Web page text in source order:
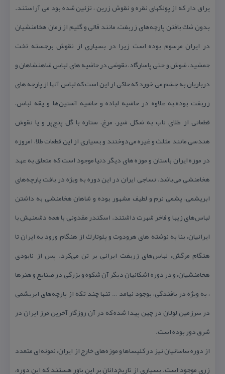
یراق‌ دار كه‌ از پولكهای‌ نقره‌ و نقوش‌ زرین‌ ، تزئین‌ شده‌ بود می‌ آراستند.
بدون شك بافتن پارچه‌های زربفت، مانند قالی و گلیم از زمان هخامنشیان
در ایران مرسوم بوده است زیرا در بسیاری از نقوش برجسته تخت
جمشید، شوش و حتی پاسارگاد، نقوشی در حاشیه های لباس شاهنشاهان و
درباریان به چشم می خورد كه حاكی از این است كه لباس آنها از پارچه های
زربفت بوده،به علاوه در حاشیه لباده و حاشیه آستین‌ها و یقه لباس،
قطعاتی از طلای ناب به شكل شیر، مرغ، ستاره با گل پنج‌پر و یا نقوش
هندسی مانند مثلث و غیره می‌دوختند و بسیاری از این قطعات طلا، امروزه
در موزه ایران باستان و موزه های دیگر دنیا موجود است كه متعلق به عهد
هخامنشی می‌باشد. نساجی ایران در این دوره به ویژه در بافت پارچه‌های
ابریشمی، پشمی نرم و لطیف مشهور بوده و شاهان هخامنشی به داشتن
لباس‌های زیبا و فاخر شهرت داشتند. اسكندر مقدونی با همه دشمنیش با
ایرانیان، بنا به نوشته های هرودوت و پلوتارك از هنگام ورود به ایران تا
هنگام مرگش، لباس‌های زربفت ایرانی بر تن می‌كرد. پس از نابودی
هخامنشیان، و در دوره اشكانیان دیگر آن شكوه و بزرگی در صنایع و هنرها
، به ویژه در بافندگی، بوجود نیامد … تنها چند تكه از پارچه‌های ابریشمی
در سرزمین لولان در چین پیدا شده كه در آن روزگار آخرین مرز ایران در
شرق دور بوده است.
از دوره ساسانیان نیز در كلیساها و موزه‌های خارج از ایران، نمونه‌ای متعدد
زری موجود است. بسیاری از تاریخ‌دانان بر این باور هستند كه این دوره،